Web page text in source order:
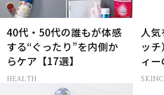
40代・50代の誰もが体感
する“ぐったり”を内側か
らケア【17選】
HEALTH
人気
ッ
ィ
に向